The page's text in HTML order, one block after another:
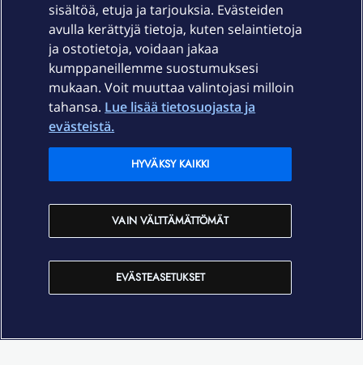
Palvelut
Ajankohtaista
Elisa Oyj
In English
sisältöä, etuja ja tarjouksia. Evästeiden
avulla kerättyjä tietoja, kuten selaintietoja
ja ostotietoja, voidaan jakaa
kumppaneillemme suostumuksesi
mukaan. Voit muuttaa valintojasi milloin
tahansa. Lue lisää tietosuojasta ja
evästeistä.
EVÄSTEASETUKSET
VAIN VÄLTTÄMÄTTÖMÄT
HYVÄKSY KAIKKI